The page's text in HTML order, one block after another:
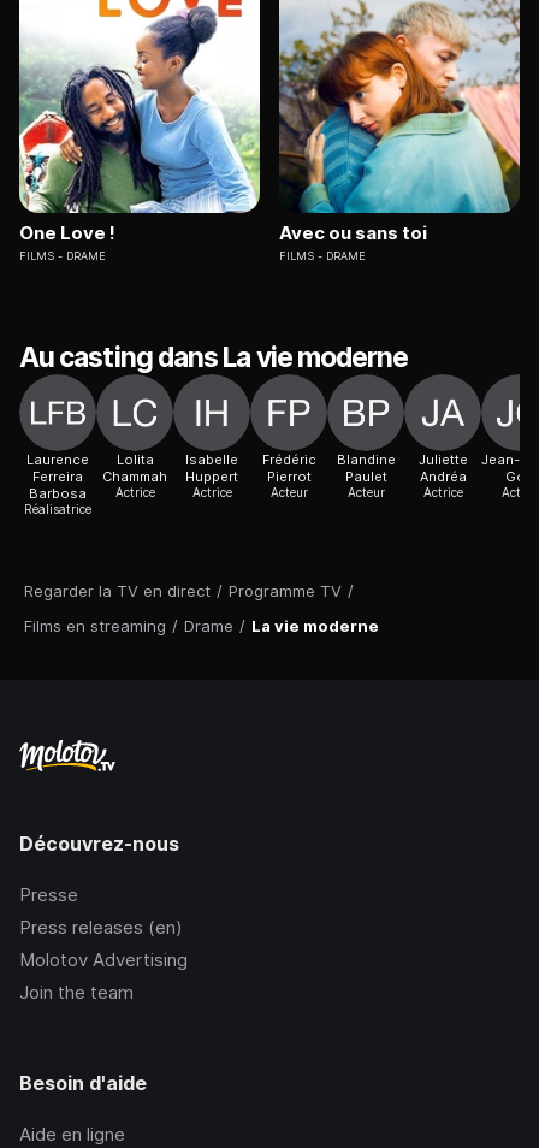
Regarder la TV en direct / Programme TV /
Films en streaming / Drame / La vie moderne
One Love !
FILMS DRAME
Avec ou sans toi
FILMS DRAME
Au casting dans La vie moderne
Laurence
Ferreira
Barbosa
Réalisatrice
Lolita
Chammah
Actrice
Isabelle
Huppert
Actrice
Frédéric
Pierrot
Acteur
Blandine
Paulet
Acteur
Juliette
Andréa
Actrice
Jean-
Gos
Acteur
Découvrez-nous
Presse
Press releases (en)
Molotov Advertising
Join the team
Besoin d'aide
Aide en ligne